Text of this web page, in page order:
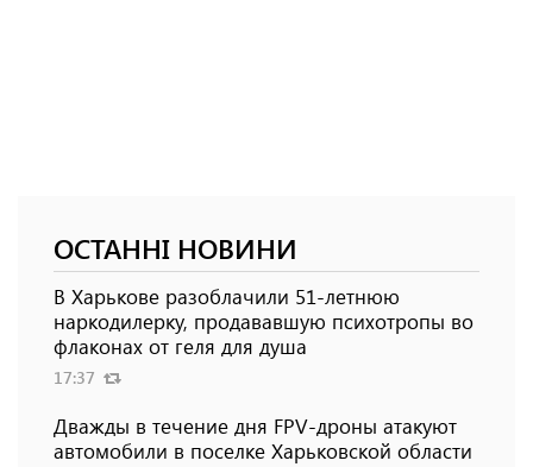
ОСТАННІ НОВИНИ
В Харькове разоблачили 51-летнюю
наркодилерку, продававшую психотропы во
флаконах от геля для душа
17:37
Дважды в течение дня FPV-дроны атакуют
автомобили в поселке Харьковской области